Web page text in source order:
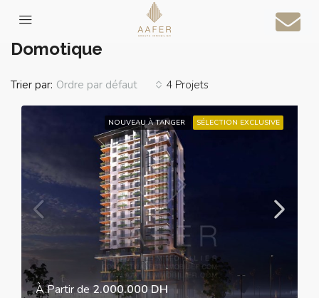
Accueil
Domotique
4 Projets
Trier par: Ordre par défaut
NOUVEAU À TANGER SÉLECTION EXCLUSIVE
À Partir de2.000.000 DH